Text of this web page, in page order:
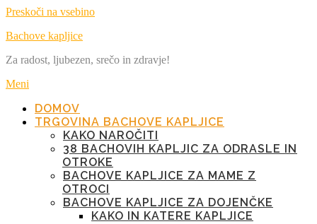
Preskoči na vsebino
Bachove kapljice
Za radost, ljubezen, srečo in zdravje!
Meni
DOMOV
TRGOVINA BACHOVE KAPLJICE
KAKO NAROČITI
38 BACHOVIH KAPLJIC ZA ODRASLE IN
OTROKE
BACHOVE KAPLJICE ZA MAME Z
OTROCI
BACHOVE KAPLJICE ZA DOJENČKE
KAKO IN KATERE KAPLJICE